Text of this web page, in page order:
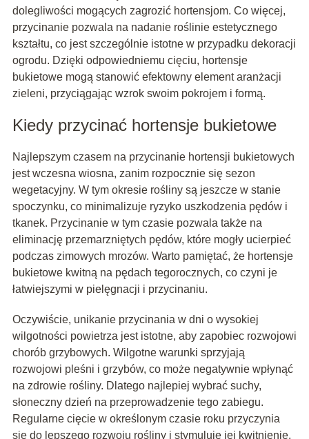
dolegliwości mogących zagrozić hortensjom. Co więcej,
przycinanie pozwala na nadanie roślinie estetycznego
kształtu, co jest szczególnie istotne w przypadku dekoracji
ogrodu. Dzięki odpowiedniemu cięciu, hortensje
bukietowe mogą stanowić efektowny element aranżacji
zieleni, przyciągając wzrok swoim pokrojem i formą.
Kiedy przycinać hortensje bukietowe
Najlepszym czasem na przycinanie hortensji bukietowych
jest wczesna wiosna, zanim rozpocznie się sezon
wegetacyjny. W tym okresie rośliny są jeszcze w stanie
spoczynku, co minimalizuje ryzyko uszkodzenia pędów i
tkanek. Przycinanie w tym czasie pozwala także na
eliminację przemarzniętych pędów, które mogły ucierpieć
podczas zimowych mrozów. Warto pamiętać, że hortensje
bukietowe kwitną na pędach tegorocznych, co czyni je
łatwiejszymi w pielęgnacji i przycinaniu.
Oczywiście, unikanie przycinania w dni o wysokiej
wilgotności powietrza jest istotne, aby zapobiec rozwojowi
chorób grzybowych. Wilgotne warunki sprzyjają
rozwojowi pleśni i grzybów, co może negatywnie wpłynąć
na zdrowie rośliny. Dlatego najlepiej wybrać suchy,
słoneczny dzień na przeprowadzenie tego zabiegu.
Regularne cięcie w określonym czasie roku przyczynia
się do lepszego rozwoju rośliny i stymuluje jej kwitnienie.